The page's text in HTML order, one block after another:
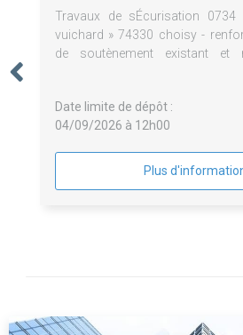
Travaux de sÉcurisation
vuichard » 74330 choisy -
de soutènement existant et
Date limite de dépôt :
04/09/2026 à 12h00
Plus